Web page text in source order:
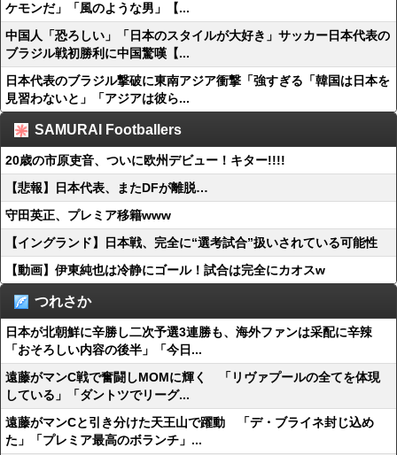
ケモンだ」「風のような男」【...
中国人「恐ろしい」「日本のスタイルが大好き」サッカー日本代表の
ブラジル戦初勝利に中国驚嘆【...
日本代表のブラジル撃破に東南アジア衝撃「強すぎる「韓国は日本を
見習わないと」「アジアは彼ら...
SAMURAI Footballers
20歳の市原吏音、ついに欧州デビュー！キター!!!!
【悲報】日本代表、またDFが離脱…
守田英正、プレミア移籍www
【イングランド】日本戦、完全に“選考試合”扱いされている可能性
【動画】伊東純也は冷静にゴール！試合は完全にカオスw
つれさか
日本が北朝鮮に辛勝し二次予選3連勝も、海外ファンは采配に辛辣
「おそろしい内容の後半」「今日...
遠藤がマンC戦で奮闘しMOMに輝く 「リヴァプールの全てを体現
している」「ダントツでリーグ...
遠藤がマンCと引き分けた天王山で躍動 「デ・ブライネ封じ込め
た」「プレミア最高のボランチ」...